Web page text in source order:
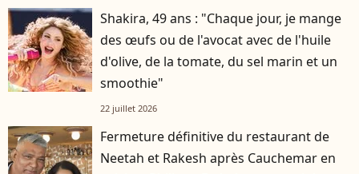
Shakira, 49 ans : "Chaque jour, je mange
des œufs ou de l'avocat avec de l'huile
d'olive, de la tomate, du sel marin et un
smoothie"
22 juillet 2026
Fermeture définitive du restaurant de
Neetah et Rakesh après Cauchemar en